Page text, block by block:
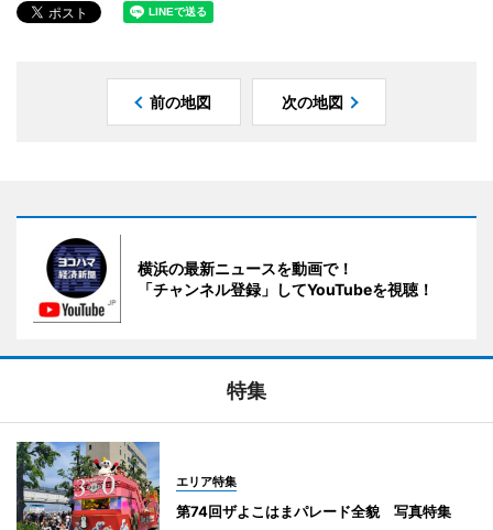
前の地図 次の地図
横浜の最新ニュースを動画で！
「チャンネル登録」してYouTubeを視聴！
特集
エリア特集
第74回ザよこはまパレード全貌 写真特集